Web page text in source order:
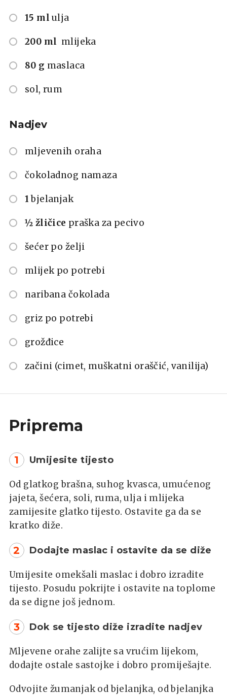
15 ml ulja
200 ml mlijeka
80 g maslaca
sol, rum
Nadjev
mljevenih oraha
čokoladnog namaza
1 bjelanjak
½ žličice praška za pecivo
šećer po želji
mlijek po potrebi
naribana čokolada
griz po potrebi
grožđice
začini (cimet, muškatni oraščić, vanilija)
Priprema
1 Umijesite tijesto
Od glatkog brašna, suhog kvasca, umućenog
jajeta, šećera, soli, ruma, ulja i mlijeka
zamijesite glatko tijesto. Ostavite ga da se
kratko diže.
2 Dodajte maslac i ostavite da se diže
Umijesite omekšali maslac i dobro izradite
tijesto. Posudu pokrijte i ostavite na toplome
da se digne još jednom.
3 Dok se tijesto diže izradite nadjev
Mljevene orahe zalijte sa vrućim lijekom,
dodajte ostale sastojke i dobro promiješajte.
Odvojite žumanjak od bjelanjka, od bjelanjka